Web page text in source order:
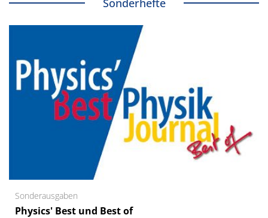
Sonderhefte
Sonderausgaben
Physics' Best und Best of